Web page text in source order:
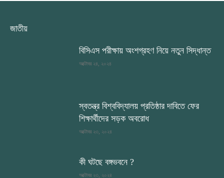
জাতীয়
বিসিএস পরীক্ষায় অংশগ্রহণ নিয়ে নতুন সিদ্ধান্ত
অক্টোবর ২৪, ২০২৪
স্বতন্ত্র বিশ্ববিদ্যালয় প্রতিষ্ঠার দাবিতে ফের
শিক্ষার্থীদের সড়ক অবরোধ
অক্টোবর ২৩, ২০২৪
কী ঘটছে বঙ্গভবনে ?
অক্টোবর ২৩, ২০২৪